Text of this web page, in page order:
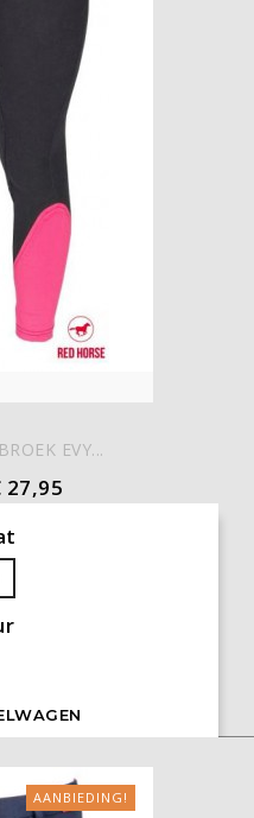
EVY...
27,95
AANBIEDING!